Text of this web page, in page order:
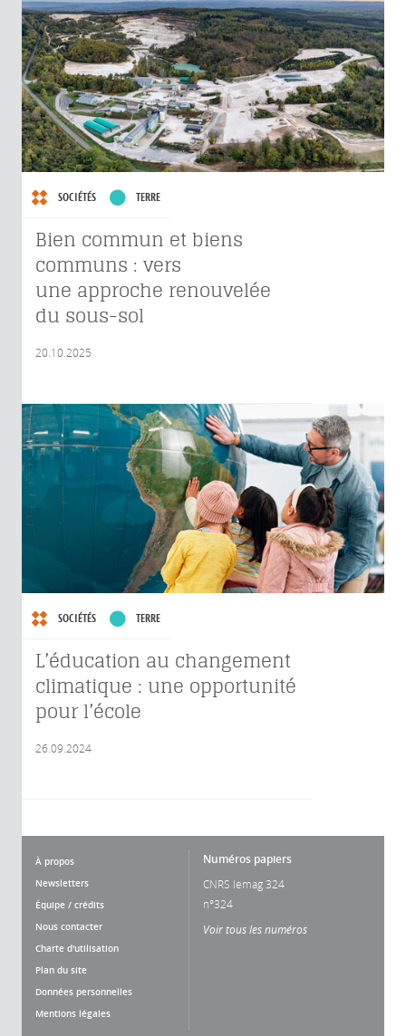
SOCIÉTÉS TERRE
Bien commun et biens
communs : vers
une approche renouvelée
du sous-sol
20.10.2025
SOCIÉTÉS TERRE
L’éducation au changement
climatique : une opportunité
pour l’école
26.09.2024
À propos
Newsletters
Équipe / crédits
Nous contacter
Charte d'utilisation
Plan du site
Données personnelles
Mentions légales
Numéros papiers
CNRS lemag 324
n°324
Voir tous les numéros